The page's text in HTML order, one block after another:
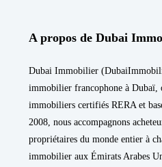
A propos de Dubai
Dubai Immobilier
immobilier francophone à Dubaï,
immobiliers certifiés RERA et
2008, nous accompagnons
propriétaires du monde entier à
immobilier aux Émirats Arabes